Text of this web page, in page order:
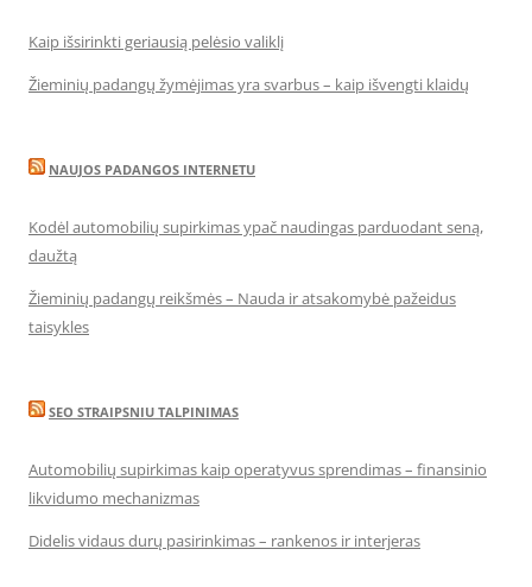
Kaip išsirinkti geriausią pelėsio valiklį
Žieminių padangų žymėjimas yra svarbus – kaip išvengti klaidų
NAUJOS PADANGOS INTERNETU
Kodėl automobilių supirkimas ypač naudingas parduodant seną,
daužtą
Žieminių padangų reikšmės – Nauda ir atsakomybė pažeidus
taisykles
SEO STRAIPSNIU TALPINIMAS
Automobilių supirkimas kaip operatyvus sprendimas – finansinio
likvidumo mechanizmas
Didelis vidaus durų pasirinkimas – rankenos ir interjeras